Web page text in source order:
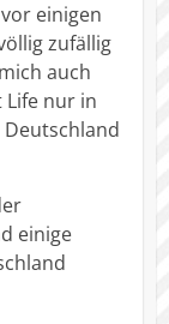
einigen
zufällig
auch
Life nur in
Deutschland
einige